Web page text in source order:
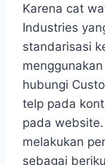
Karena cat
Industries
standarisasi
hubungi
telp pada
pada
melakukan
sebagai